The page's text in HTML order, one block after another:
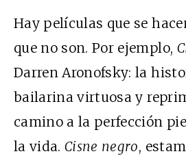
Hay películas que se
que no son. Por ejemplo,
Darren Aronofsky: la
bailarina virtuosa y
camino a la perfección
la vida.Cisne negro,